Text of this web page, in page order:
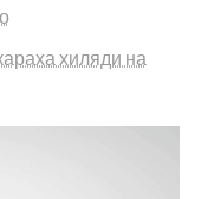
хиляди на